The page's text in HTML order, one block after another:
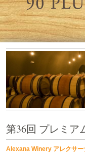
第36回 プレミア
Alexana Winery アレクサー